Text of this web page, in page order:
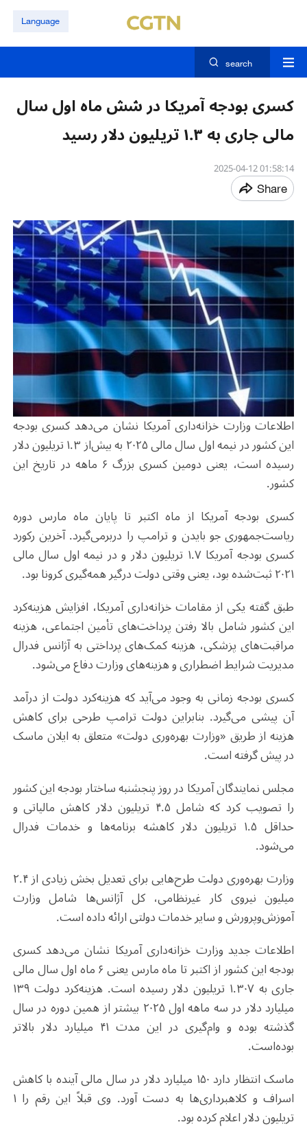
Language
search
کسری بودجه آمریکا در شش ماه اول سال
مالی جاری به ۱.۳ تریلیون دلار رسید
01:58:14 2025-04-12
Share
اطلاعات وزارت خزانه‌داری آمریکا نشان می‌دهد کسری بودجه
این کشور در نیمه اول سال مالی ۲۰۲۵ به بیش‌از ۱.۳ تریلیون دلار
رسیده است، یعنی دومین کسری بزرگ ۶ ماهه در تاریخ این
کشور.
کسری بودجه آمریکا از ماه اکتبر تا پایان ماه مارس دوره
ریاست‌جمهوری جو بایدن و ترامپ را دربرمی‌گیرد. آخرین رکورد
کسری بودجه آمریکا ۱.۷ تریلیون دلار و در نیمه اول سال مالی
۲۰۲۱ ثبت‌شده بود، یعنی وقتی دولت درگیر همه‌گیری کرونا بود.
طبق گفته یکی از مقامات خزانه‌داری آمریکا، افزایش هزینه‌کرد
این کشور شامل بالا رفتن پرداخت‌های تأمین اجتماعی، هزینه
مراقبت‌های پزشکی، هزینه کمک‌های پرداختی به آژانس فدرال
مدیریت شرایط اضطراری و هزینه‌های وزارت دفاع می‌شود.
کسری بودجه زمانی به وجود می‌آید که هزینه‌کرد دولت از درآمد
آن پیشی می‌گیرد. بنابراین دولت ترامپ طرحی برای کاهش
هزینه از طریق «وزارت بهره‌وری دولت» متعلق به ایلان ماسک
در پیش گرفته است.
مجلس نمایندگان آمریکا در روز پنجشنبه ساختار بودجه این کشور
را تصویب کرد که شامل ۴.۵ تریلیون دلار کاهش مالیاتی و
حداقل ۱.۵ تریلیون دلار کاهشه برنامه‌ها و خدمات فدرال
می‌شود.
وزارت بهره‌وری دولت طرح‌هایی برای تعدیل بخش زیادی از ۲.۴
میلیون نیروی کار غیرنظامی، کل آژانس‌ها شامل وزارت
آموزش‌وپرورش و سایر خدمات دولتی ارائه داده است.
اطلاعات جدید وزارت خزانه‌داری آمریکا نشان می‌دهد کسری
بودجه این کشور از اکتبر تا ماه مارس یعنی ۶ ماه اول سال مالی
جاری به ۱.۳۰۷ تریلیون دلار رسیده است. هزینه‌کرد دولت ۱۳۹
میلیارد دلار در سه ماهه اول ۲۰۲۵ بیشتر از همین دوره در سال
گذشته بوده و وام‌گیری در این مدت ۴۱ میلیارد دلار بالاتر
بوده‌است.
ماسک انتظار دارد ۱۵۰ میلیارد دلار در سال مالی آینده با کاهش
اسراف و کلاهبرداری‌ها به دست آورد. وی قبلاً این رقم را ۱
تریلیون دلار اعلام کرده بود.